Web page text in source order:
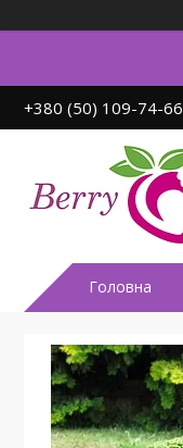
+380 (50) 109-74-66
Головна